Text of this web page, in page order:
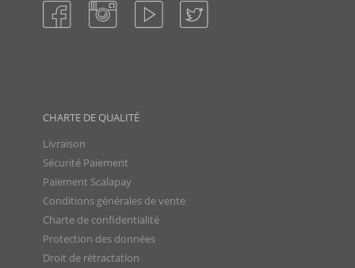
CHARTE DE QUALITÉ
Livraison
Sécurité Paiement
Paiement Scalapay
Conditions générales de vente
Charte de confidentialité
Protection des données
Droit de rétractation